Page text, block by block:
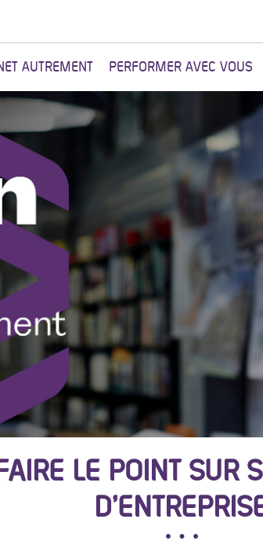
AUTREMENT PERFORMER AVEC VOUS
LE POINT SUR